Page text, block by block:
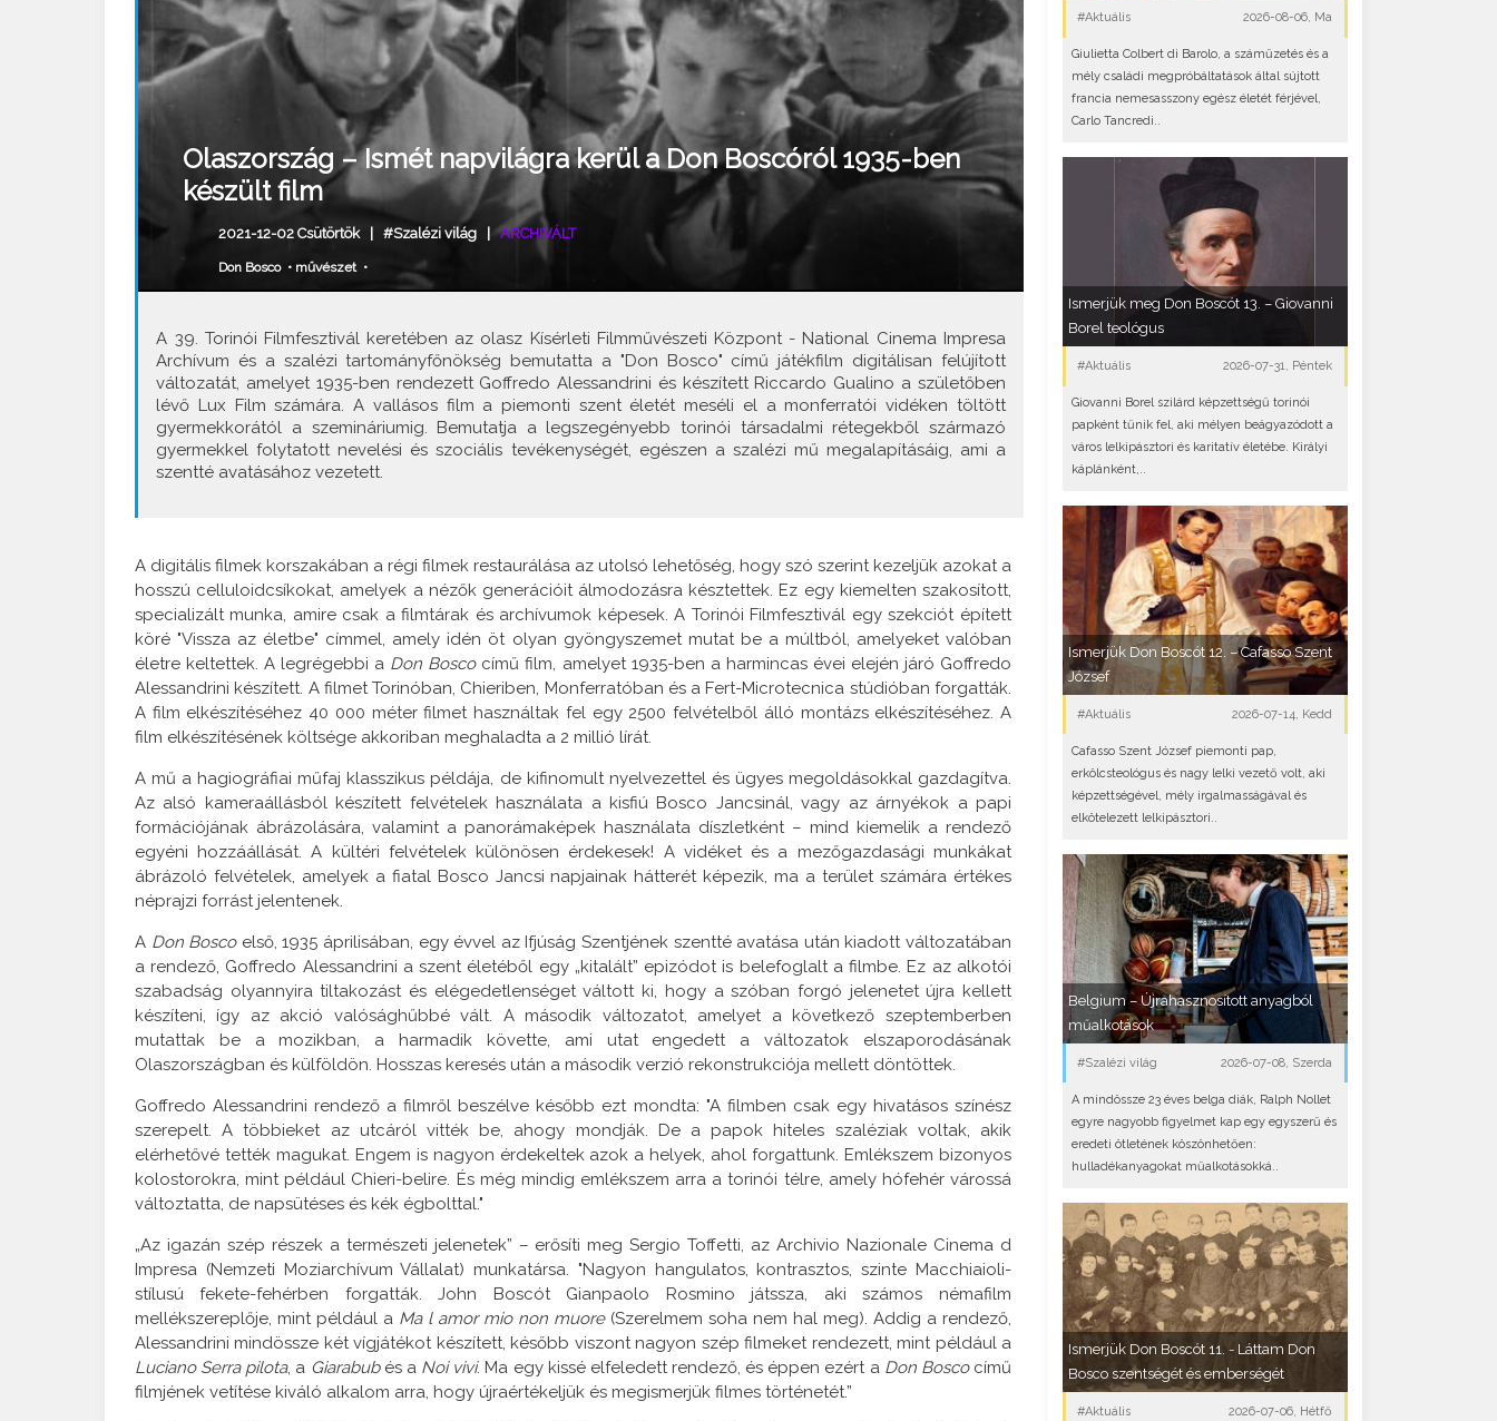
Olaszország – Ismét napvilágra kerül a Don Boscóról 1935-ben
készült film
2021-12-02 Csütörtök | #Szalézi világ|ARCHIVÁLT
Don Bosco• művészet•
A 39. Torinói Filmfesztivál keretében az olasz Kísérleti Filmművészeti Központ - National Cinema Impresa
Archívum és a szalézi tartományfőnökség bemutatta a "Don Bosco" című játékfilm digitálisan felújított
változatát, amelyet 1935-ben rendezett Goffredo Alessandrini és készített Riccardo Gualino a születőben
lévő Lux Film számára. A vallásos film a piemonti szent életét meséli el a monferratói vidéken töltött
gyermekkorától a szemináriumig. Bemutatja a legszegényebb torinói társadalmi rétegekből származó
gyermekkel folytatott nevelési és szociális tevékenységét, egészen a szalézi mű megalapításáig, ami a
szentté avatásához vezetett.
A digitális filmek korszakában a régi filmek restaurálása az utolsó lehetőség, hogy szó szerint kezeljük azokat a
hosszú celluloidcsíkokat, amelyek a nézők generációit álmodozásra késztettek. Ez egy kiemelten szakosított,
specializált munka, amire csak a filmtárak és archívumok képesek. A Torinói Filmfesztivál egy szekciót épített
köré "Vissza az életbe" címmel, amely idén öt olyan gyöngyszemet mutat be a múltból, amelyeket valóban
életre keltettek. A legrégebbi a Don Boscocímű film, amelyet 1935-ben a harmincas évei elején járó Goffredo
Alessandrini készített. A filmet Torinóban, Chieriben, Monferratóban és a Fert-Microtecnica stúdióban forgatták.
A film elkészítéséhez 40 000 méter filmet használtak fel egy 2500 felvételből álló montázs elkészítéséhez. A
film elkészítésének költsége akkoriban meghaladta a 2 millió lírát.
A mű a hagiográfiai műfaj klasszikus példája, de kifinomult nyelvezettel és ügyes megoldásokkal gazdagítva.
Az alsó kameraállásból készített felvételek használata a kisfiú Bosco Jancsinál, vagy az árnyékok a papi
formációjának ábrázolására, valamint a panorámaképek használata díszletként – mind kiemelik a rendező
egyéni hozzáállását. A kültéri felvételek különösen érdekesek! A vidéket és a mezőgazdasági munkákat
ábrázoló felvételek, amelyek a fiatal Bosco Jancsi napjainak hátterét képezik, ma a terület számára értékes
néprajzi forrást jelentenek.
A Don Boscoelső, 1935 áprilisában, egy évvel az Ifjúság Szentjének szentté avatása után kiadott változatában
a rendező, Goffredo Alessandrini a szent életéből egy „kitalált” epizódot is belefoglalt a filmbe. Ez az alkotói
szabadság olyannyira tiltakozást és elégedetlenséget váltott ki, hogy a szóban forgó jelenetet újra kellett
készíteni, így az akció valósághűbbé vált. A második változatot, amelyet a következő szeptemberben
mutattak be a mozikban, a harmadik követte, ami utat engedett a változatok elszaporodásának
Olaszországban és külföldön. Hosszas keresés után a második verzió rekonstrukciója mellett döntöttek.
Goffredo Alessandrini rendező a filmről beszélve később ezt mondta: "A filmben csak egy hivatásos színész
szerepelt. A többieket az utcáról vitték be, ahogy mondják. De a papok hiteles szaléziak voltak, akik
elérhetővé tették magukat. Engem is nagyon érdekeltek azok a helyek, ahol forgattunk. Emlékszem bizonyos
kolostorokra, mint például Chieri-belire. És még mindig emlékszem arra a torinói télre, amely hófehér várossá
változtatta, de napsütéses és kék égbolttal."
„Az igazán szép részek a természeti jelenetek” – erősíti meg Sergio Toffetti, az Archivio Nazionale Cinema d
Impresa (Nemzeti Moziarchívum Vállalat) munkatársa. "Nagyon hangulatos, kontrasztos, szinte Macchiaioli-
stílusú fekete-fehérben forgatták. John Boscót Gianpaolo Rosmino játssza, aki számos némafilm
mellékszereplője, mint például a Ma l amor mio non muore(Szerelmem soha nem hal meg). Addig a rendező,
Alessandrini mindössze két vígjátékot készített, később viszont nagyon szép filmeket rendezett, mint például a
Luciano Serra pilota, a Giarabubés a Noi vivi. Ma egy kissé elfeledett rendező, és éppen ezért a Don Boscocímű
filmjének vetítése kiváló alkalom arra, hogy újraértékeljük és megismerjük filmes történetét.”
#Aktuális 2026-08-06, Ma
Giulietta Colbert di Barolo, a száműzetés és a
mély családi megpróbáltatások által sújtott
francia nemesasszony egész életét férjével,
Carlo Tancredi..
Ismerjük meg Don Boscót 13. – Giovanni
Borel teológus
#Aktuális 2026-07-31, Péntek
Giovanni Borel szilárd képzettségű torinói
papként tűnik fel, aki mélyen beágyazódott a
város lelkipásztori és karitatív életébe. Királyi
káplánként,..
Ismerjük Don Boscót 12. – Cafasso Szent
József
#Aktuális 2026-07-14, Kedd
Cafasso Szent József piemonti pap,
erkölcsteológus és nagy lelki vezető volt, aki
képzettségével, mély irgalmasságával és
elkötelezett lelkipásztori..
Belgium – Újrahasznosított anyagból
műalkotások
#Szalézi világ 2026-07-08, Szerda
A mindössze 23 éves belga diák, Ralph Nollet
egyre nagyobb figyelmet kap egy egyszerű és
eredeti ötletének köszönhetően:
hulladékanyagokat műalkotásokká..
Ismerjük Don Boscót 11. - Láttam Don
Bosco szentségét és emberségét
#Aktuális 2026-07-06, Hétfő